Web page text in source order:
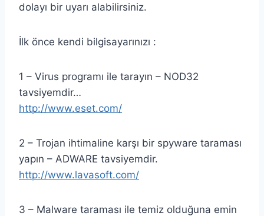
dolayı bir uyarı alabilirsiniz.
İlk önce kendi bilgisayarınızı :
1 – Virus programı ile tarayın – NOD32
tavsiyemdir…
http://www.eset.com/
2 – Trojan ihtimaline karşı bir spyware taraması
yapın – ADWARE tavsiyemdir.
http://www.lavasoft.com/
3 – Malware taraması ile temiz olduğuna emin